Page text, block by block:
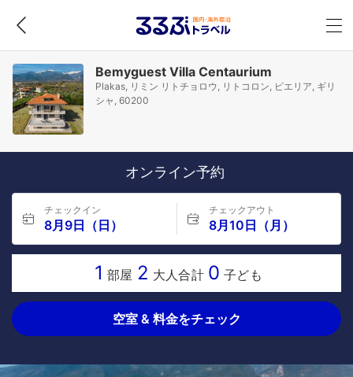
Bemyguest Villa Centaurium
Plakas, リミン リトチョロウ, リトコロン, ピエリア, ギリ
シャ, 60200
オンライン予約
チェックイン
8月9日（日）
チェックアウト
8月10日（月）
1 部屋 2 大人合計 0 子ども
空室 & 料金をチェック